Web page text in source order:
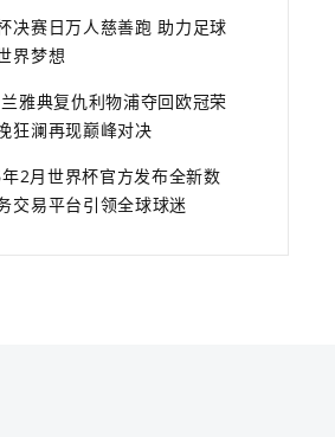
决赛日万人慈善跑 助力足球
界梦想
雅典复仇利物浦夺回欧冠荣
狂澜再现巅峰对决
2月世界杯官方发布全新数
交易平台引领全球球迷